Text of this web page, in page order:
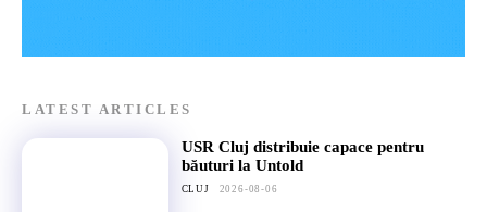
LATEST ARTICLES
USR Cluj distribuie capace pentru
băuturi la Untold
CLUJ 2026-08-06